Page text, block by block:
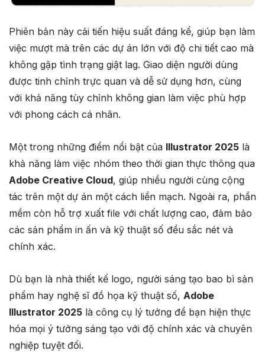
Phiên bản này cải tiến hiệu suất đáng kể, giúp bạn làm
việc mượt mà trên các dự án lớn với độ chi tiết cao mà
không gặp tình trạng giật lag. Giao diện người dùng
được tinh chỉnh trực quan và dễ sử dụng hơn, cùng
với khả năng tùy chỉnh không gian làm việc phù hợp
với phong cách cá nhân.
Một trong những điểm nổi bật của Illustrator 2025 là
khả năng làm việc nhóm theo thời gian thực thông qua
Adobe Creative Cloud, giúp nhiều người cùng cộng
tác trên một dự án một cách liền mạch. Ngoài ra, phần
mềm còn hỗ trợ xuất file với chất lượng cao, đảm bảo
các sản phẩm in ấn và kỹ thuật số đều sắc nét và
chính xác.
Dù bạn là nhà thiết kế logo, người sáng tạo bao bì sản
phẩm hay nghệ sĩ đồ họa kỹ thuật số, Adobe
Illustrator 2025 là công cụ lý tưởng để bạn hiện thực
hóa mọi ý tưởng sáng tạo với độ chính xác và chuyên
nghiệp tuyệt đối.